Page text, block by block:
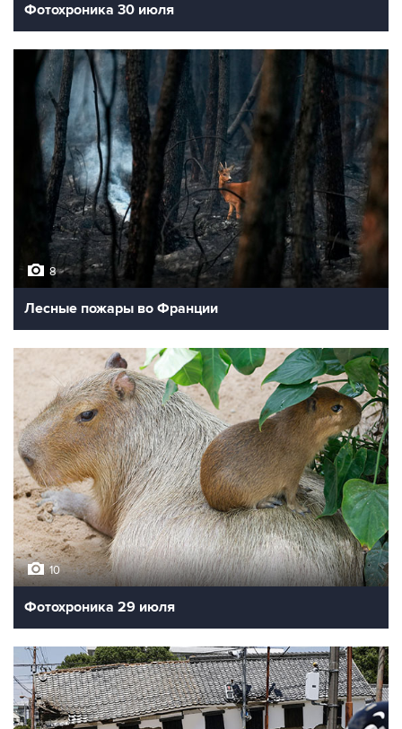
Фотохроника 30 июля
8
Лесные пожары во Франции
10
Фотохроника 29 июля